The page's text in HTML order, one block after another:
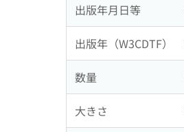
出版年月日等
出版年（W3CDTF）
数量
大きさ